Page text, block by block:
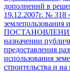
дополнений в
19.12.2007г. №
землепользования
ПОСТАНОВЛЕНИЕ
назначении
предоставления
использования
строительства и